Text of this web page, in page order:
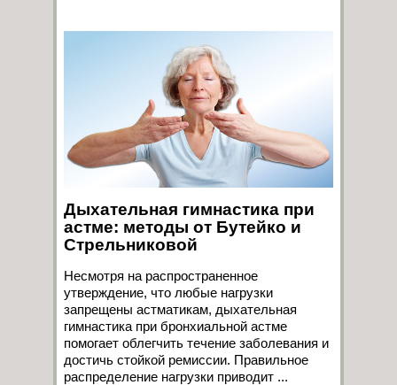
Дыхательная гимнастика при
астме: методы от Бутейко и
Стрельниковой
Несмотря на распространенное
утверждение, что любые нагрузки
запрещены астматикам, дыхательная
гимнастика при бронхиальной астме
помогает облегчить течение заболевания и
достичь стойкой ремиссии. Правильное
распределение нагрузки приводит ...